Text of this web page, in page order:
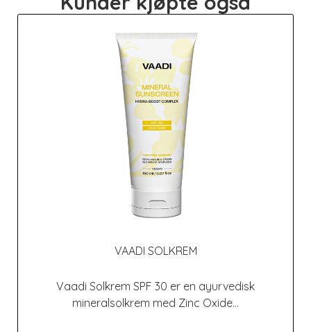
VAADI SOLKREM
Vaadi Solkrem SPF 30 er en ayurvedisk
mineralsolkrem med Zinc Oxide...